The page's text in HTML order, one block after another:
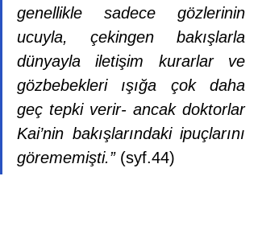
genellikle sadece gözlerinin
ucuyla, çekingen bakışlarla
dünyayla iletişim kurarlar ve
gözbebekleri ışığa çok daha
geç tepki verir- ancak doktorlar
Kai’nin bakışlarındaki ipuçlarını
görememişti.” (syf.44)